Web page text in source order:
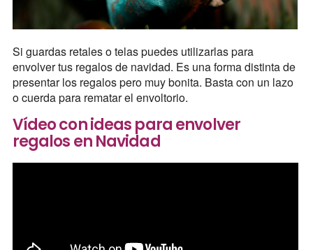
Si guardas retales o telas puedes utilizarlas para
envolver tus regalos de navidad. Es una forma distinta de
presentar los regalos pero muy bonita. Basta con un lazo
o cuerda para rematar el envoltorio.
Vídeo con ideas para envolver
regalos en Navidad